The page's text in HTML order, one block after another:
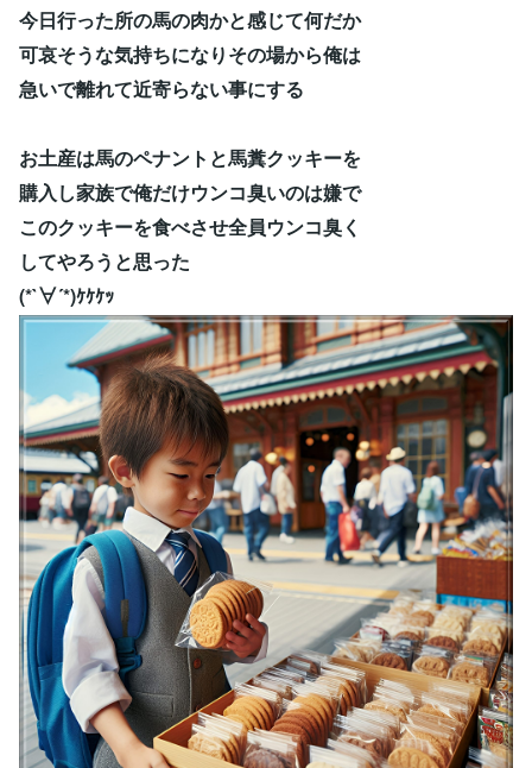
今日行った所の馬の肉かと感じて何だか
可哀そうな気持ちになりその場から俺は
急いで離れて近寄らない事にする
お土産は馬のペナントと馬糞クッキーを
購入し家族で俺だけウンコ臭いのは嫌で
このクッキーを食べさせ全員ウンコ臭く
してやろうと思った
(*`∀´*)ｹｹｹｯ